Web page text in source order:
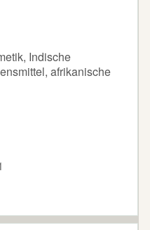
Indische
afrikanische